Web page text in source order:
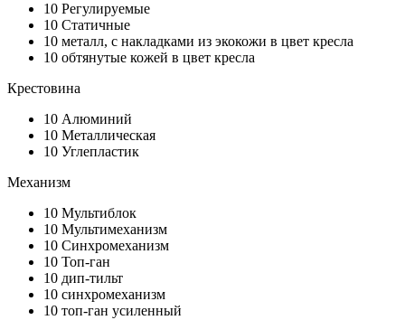
10 Регулируемые
10 Статичные
10 металл, с накладками из экокожи в цвет кресла
10 обтянутые кожей в цвет кресла
Крестовина
10 Алюминий
10 Металлическая
10 Углепластик
Механизм
10 Мультиблок
10 Мультимеханизм
10 Синхромеханизм
10 Топ-ган
10 дип-тильт
10 синхромеханизм
10 топ-ган усиленный